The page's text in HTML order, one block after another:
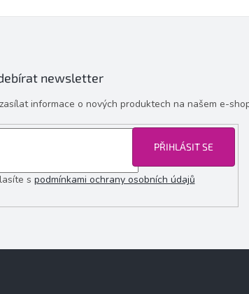
newsletter
informace o nových produktech na našem e-
s podmínkami ochrany osobních údajů
PŘIHLÁSIT SE